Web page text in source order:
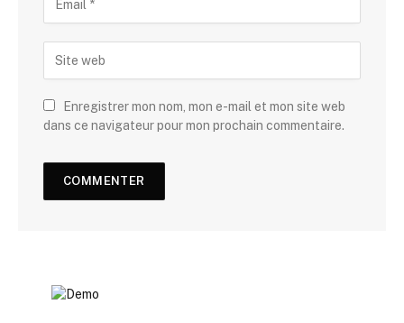
Enregistrer mon nom, mon e-mail et mon site web
dans ce navigateur pour mon prochain commentaire.